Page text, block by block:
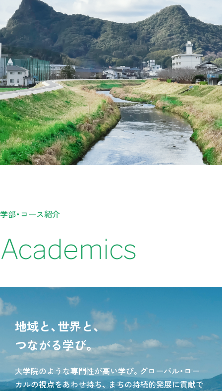
学部・コース紹介
Academics
地域と、世界と、
つながる学び。
大学院のような専門性が高い学び。 グローバル・ロー
カルの視点をあわせ持ち、まちの持続的発展に貢献で